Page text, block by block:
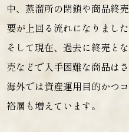
中、蒸溜所の閉鎖や商品終
要が上回る流れになりました
そして現在、過去に終売と
売などで入手困難な商品は
海外では資産運用目的かつ
裕層も増えています。